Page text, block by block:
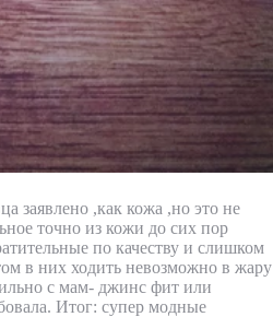
заявлено ,как кожа ,но это не
точно из кожи до сих пор
по качеству и слишком
в них ходить невозможно в жару
с мам- джинс фит или
Итог: супер модные